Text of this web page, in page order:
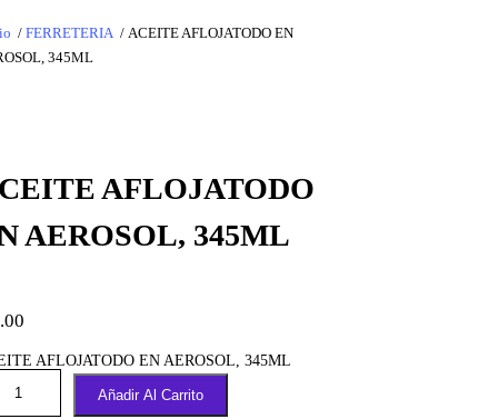
/ FERRETERIA / ACEITE AFLOJATODO EN
345ML
AFLOJATODO
AEROSOL, 345ML
AFLOJATODO EN AEROSOL, 345ML
Añadir Al Carrito